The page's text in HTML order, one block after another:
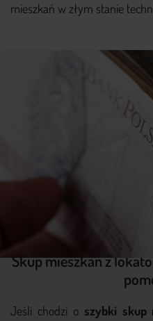
mieszkań w złym stanie
Skup mieszkań z
Jeśli chodzi o szybki skup